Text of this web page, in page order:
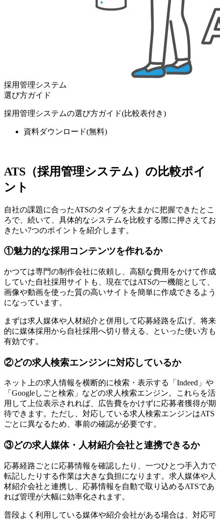
採用管理システム
選び方ガイド
採用管理システムの選び方ガイド(比較表付き)
資料ダウンロード(無料)
ATS（採用管理システム）の比較ポイ
ント
自社の課題に合ったATSのタイプを大まかに把握できたとこ
ろで、続いて、具体的なシステムを比較する際に押さえてお
きたい7つのポイントを紹介します。
①魅力的な採用コンテンツを作れるか
かつては専門の制作会社に依頼し、高額な費用をかけて作成
していた自社採用サイトも、現在ではATSの一機能として、
画像や動画を使った質の高いサイトを簡単に作成できるよう
になっています。
まずは求人媒体や人材紹介と併用して応募経路を広げ、将来
的に媒体採用から自社採用へ切り替える、といった使い方も
有効です。
②どの求人検索エンジンに対応しているか
ネット上の求人情報を横断的に検索・表示する「Indeed」や
「Googleしごと検索」などの求人検索エンジン。これらを活
用して上位表示されれば、広告費をかけずに応募者獲得が期
待できます。ただし、対応している求人検索エンジンはATS
ごとに異なるため、事前の確認が必要です。
③どの求人媒体・人材紹介会社と連携できるか
応募経路ごとに応募情報を確認したり、一つひとつ手入力で
転記したりする作業は大きな負担になります。求人媒体や人
材紹介会社と連携し、応募情報を自動で取り込めるATSであ
れば管理が大幅に効率化されます。
普段よく利用している媒体や紹介会社がある場合は、対応可